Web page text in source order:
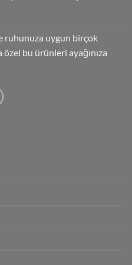
ruhunuza uygun birçok
bu ürünleri ayağınıza